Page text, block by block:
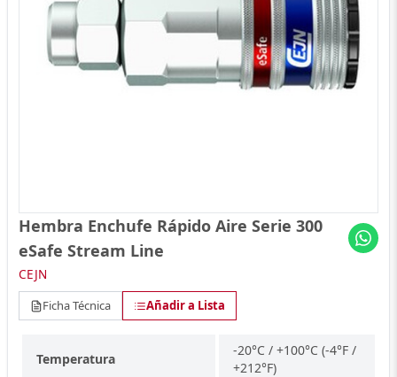
Hembra Enchufe Rápido Aire Serie 300
eSafe Stream Line
CEJN
Ficha Técnica Añadir a Lista
Temperatura
-20°C / +100°C (-4°F /
+212°F)